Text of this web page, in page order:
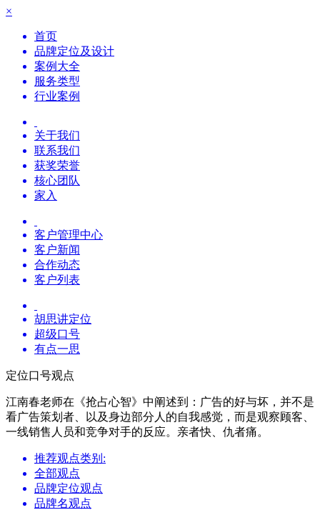
×
首页
品牌定位及设计
案例大全
服务类型
行业案例
关于我们
联系我们
获奖荣誉
核心团队
家入
客户管理中心
客户新闻
合作动态
客户列表
胡思讲定位
超级口号
有点一思
定位口号观点
江南春老师在《抢占心智》中阐述到：广告的好与坏，并不是
看广告策划者、以及身边部分人的自我感觉，而是观察顾客、
一线销售人员和竞争对手的反应。亲者快、仇者痛。
推荐观点类别:
全部观点
品牌定位观点
品牌名观点